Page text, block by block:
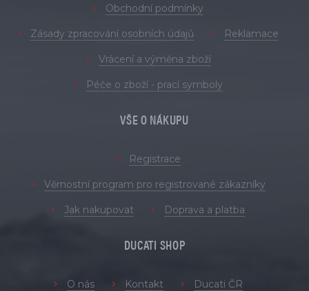
Obchodní podmínky
Zásady zpracování osobních údajů Reklamace
Vrácení a výměna zboží
Péče o zboží - prací symboly
VŠE O NÁKUPU
Registrace
Věrnostní program pro registrované zákazníky
Jak nakupovat Doprava a platba
DUCATI SHOP
O nás Kontakt Ducati ČR